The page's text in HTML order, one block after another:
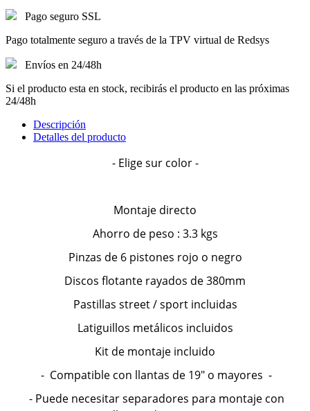
Pago seguro SSL
Pago totalmente seguro a través de la TPV virtual de Redsys
Envíos en 24/48h
Si el producto esta en stock, recibirás el producto en las próximas
24/48h
Descripción
Detalles del producto
- Elige sur color -
Montaje directo
Ahorro de peso : 3.3 kgs
Pinzas de 6 pistones rojo o negro
Discos flotante rayados de 380mm
Pastillas street / sport incluidas
Latiguillos metálicos incluidos
Kit de montaje incluido
- Compatible con llantas de 19" o mayores -
- Puede necesitar separadores para montaje con